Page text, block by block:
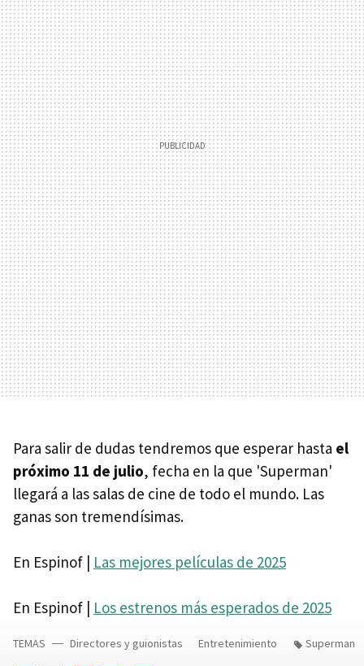
Para salir de dudas tendremos que esperar hasta el
próximo 11 de julio, fecha en la que 'Superman'
llegará a las salas de cine de todo el mundo. Las
ganas son tremendísimas.
En Espinof | Las mejores películas de 2025
En Espinof | Los estrenos más esperados de 2025
TEMAS Directores y guionistas Entretenimiento Superman